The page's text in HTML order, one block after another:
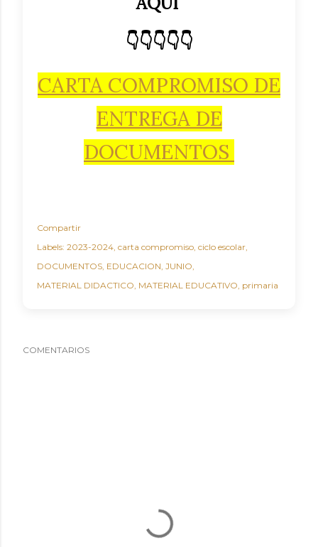
👇👇👇👇👇
CARTA COMPROMISO DE
ENTREGA DE
DOCUMENTOS
Compartir
Labels: 2023-2024 carta compromiso ciclo escolar
DOCUMENTOS EDUCACION JUNIO
MATERIAL DIDACTICO MATERIAL EDUCATIVO primaria
COMENTARIOS